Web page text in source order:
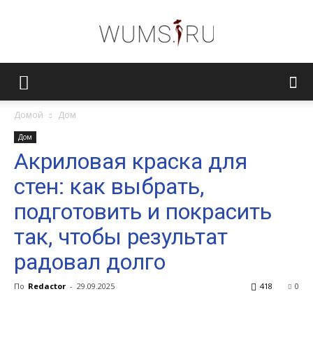
Домой Дом
Дом
Акриловая краска для
стен: как выбрать,
подготовить и покрасить
так, чтобы результат
радовал долго
По Redactor - 29.09.2025 0
418